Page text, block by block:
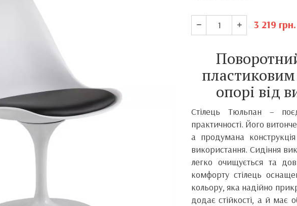
3 219 грн.
опорі від
Стілець Тюльпан –
практичності. Його
а продумана
використання. Сидіння
легко очищується та
комфорту стілець
кольору, яка надійно
додає стійкості, а й має